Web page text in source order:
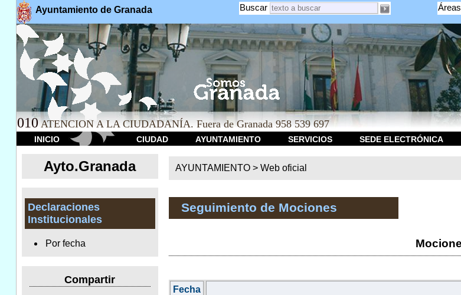
Ayuntamiento de Granada Áreas
Buscar
010 ATENCION A LA CIUDADANÍA. Fuera de Granada 958 539 697
INICIO CIUDAD AYUNTAMIENTO SERVICIOS SEDE ELECTRÓNICA
Ayto.Granada
Declaraciones
Institucionales
Por fecha
Compartir
AYUNTAMIENTO > Web oficial
Seguimiento de Mociones
Fecha